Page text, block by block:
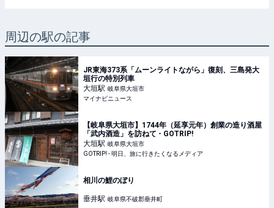
周辺の駅の記事
JR東海373系「ムーンライトながら」復刻、三島発大
垣行の特別列車
大垣駅 岐阜県大垣市
マイナビニュース
【岐阜県大垣市】1744年（延享元年）創業の造り酒屋
「武内酒造」を訪ねて - GOTRIP!
大垣駅 岐阜県大垣市
GOTRIP! - 明日、旅に行きたくなるメディア
相川の鯉のぼり
垂井駅 岐阜県不破郡垂井町